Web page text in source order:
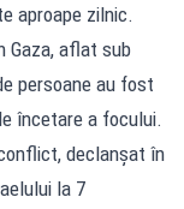
aproape zilnic.
Gaza, aflat sub
persoane au fost
încetare a focului.
declanșat în
la 7